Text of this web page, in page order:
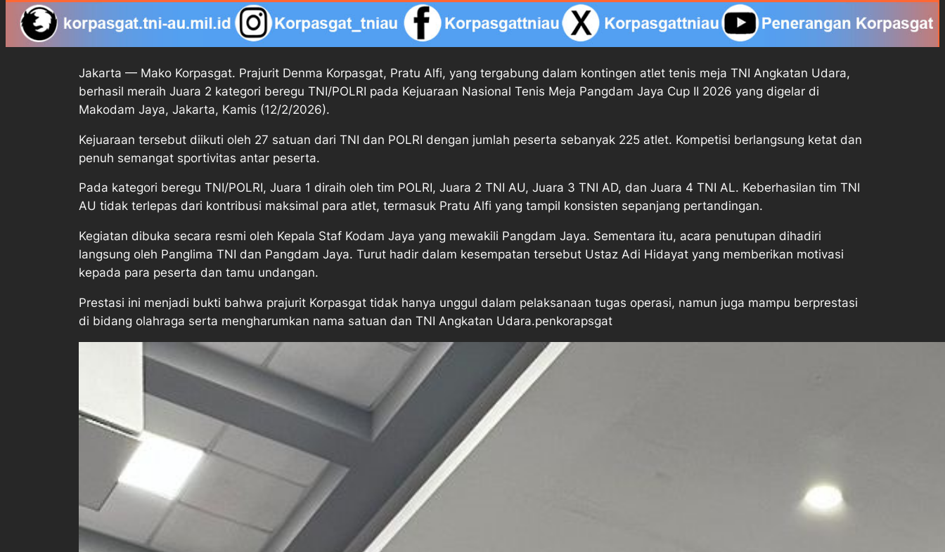
Jakarta — Mako Korpasgat. Prajurit Denma Korpasgat, Pratu Alfi, yang tergabung dalam kontingen atlet tenis meja TNI Angkatan Udara,
berhasil meraih Juara 2 kategori beregu TNI/POLRI pada Kejuaraan Nasional Tenis Meja Pangdam Jaya Cup II 2026 yang digelar di
Makodam Jaya, Jakarta, Kamis (12/2/2026).
Kejuaraan tersebut diikuti oleh 27 satuan dari TNI dan POLRI dengan jumlah peserta sebanyak 225 atlet. Kompetisi berlangsung ketat dan
penuh semangat sportivitas antar peserta.
Pada kategori beregu TNI/POLRI, Juara 1 diraih oleh tim POLRI, Juara 2 TNI AU, Juara 3 TNI AD, dan Juara 4 TNI AL. Keberhasilan tim TNI
AU tidak terlepas dari kontribusi maksimal para atlet, termasuk Pratu Alfi yang tampil konsisten sepanjang pertandingan.
Kegiatan dibuka secara resmi oleh Kepala Staf Kodam Jaya yang mewakili Pangdam Jaya. Sementara itu, acara penutupan dihadiri
langsung oleh Panglima TNI dan Pangdam Jaya. Turut hadir dalam kesempatan tersebut Ustaz Adi Hidayat yang memberikan motivasi
kepada para peserta dan tamu undangan.
Prestasi ini menjadi bukti bahwa prajurit Korpasgat tidak hanya unggul dalam pelaksanaan tugas operasi, namun juga mampu berprestasi
di bidang olahraga serta mengharumkan nama satuan dan TNI Angkatan Udara.penkorapsgat